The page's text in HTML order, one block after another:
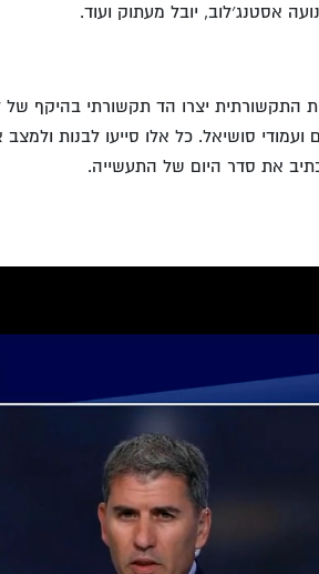
אסטנג׳לוב, יובל מעתוק ועוד.
ועמודי סושיאל. כל אלו סייעו לבנות